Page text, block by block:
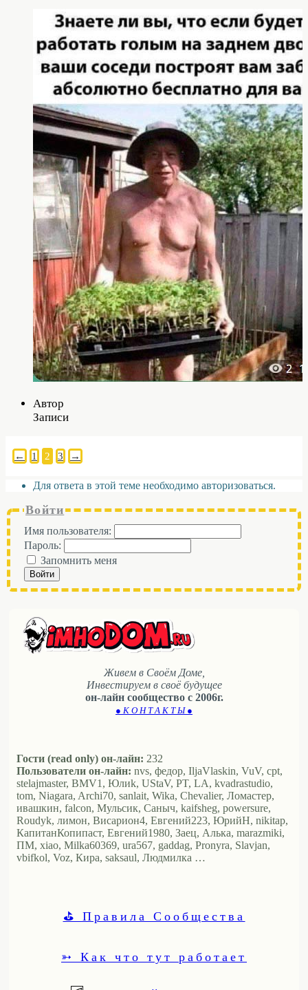
Автор
Записи
← 1 2 3 →
Для ответа в этой теме необходимо авторизоваться.
Войти
Имя пользователя:
Пароль:
Запомнить меня
Войти
Живем в Своём Доме,
Инвестируем в своё будущее
он-лайн сообщество с 2006г.
● К О Н Т А К Т Ы ●
Гости (read only) он-лайн: 232
Пользователи он-лайн: nvs, федор, IljaVlaskin, VuV, cpt,
stelajmaster, BMV1, Юлиk, UStaV, PT, LA, kvadrastudio,
tom, Niagara, Archi70, sanlait, Wika, Chevalier, Ломастер,
ивашкин, falcon, Мульсик, Саныч, kaifsheg, powersure,
Roudyk, лимон, Висариoн4, Евгений223, ЮрийН, nikitap,
КапитанКопипаст, Евгений1980, Заец, Алька, marazmiki,
ПМ, xiao, Milka60369, ura567, gaddag, Pronyra, Slavjan,
vbifkol, Voz, Кира, saksaul, Людмилка …
⛳ Правила Сообщества
➳ Как что тут работает